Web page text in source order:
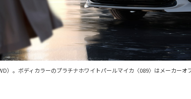
）。ボディカラーのプラチナホワイトパールマイカ〈089〉はメーカー